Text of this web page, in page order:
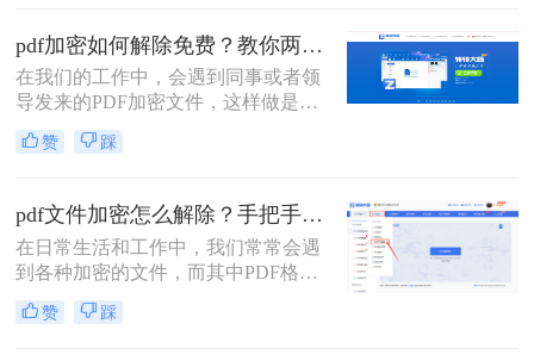
么pdf文件怎么解除密码呢？方法很简
单，给大家分享两种解决方法，其中
一种手机上就能完成，来一起看看
吧。
pdf加密如何解除免费？教你两种方法，轻松解锁pdf文件！
在我们的工作中，会遇到同事或者领
导发来的PDF加密文件，这样做是为
了保证文件的机密性；而我们每次打
开PDF文件都需要输入密码才能进行
时，就会很麻烦。
赞 踩
pdf文件加密怎么解除？手把手教你2个简单方法！
在日常生活和工作中，我们常常会遇
到各种加密的文件，而其中PDF格式
的文件加密情况也较为常见。PDF文
件的加密和解除是一个常见的需求，
赞 踩